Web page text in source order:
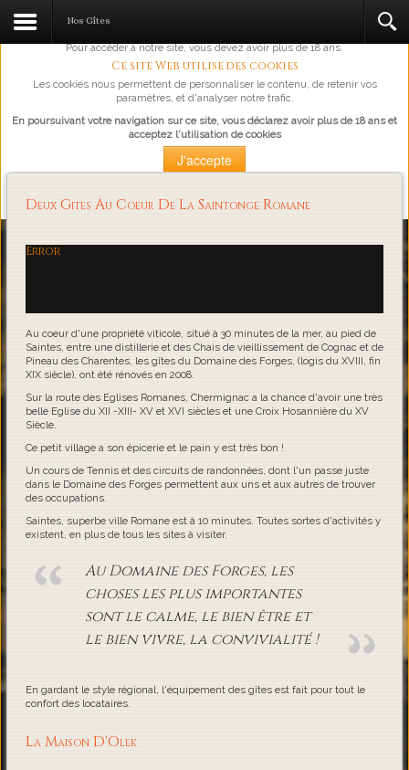
L'abus d'alcool est dangereux pour la santé, à consommer avec
Pour accéder à notre site, vous devez avoir plus de 18 ans.
Ce site Web utilise des cookies
Les cookies nous permettent de personnaliser le contenu, de retenir vos
paramètres, et d'analyser notre trafic.
En poursuivant votre navigation sur ce site, vous déclarez avoir plus de 18 ans et
acceptez l'utilisation de cookies
J'accepte
Loading...
Nos Gîtes
Deux Gites Au Coeur De La Saintonge Romane
Error
Au coeur d'une propriété viticole, situé à 30 minutes de la mer, au pied de
Saintes, entre une distillerie et des Chais de vieillissement de Cognac et de
Pineau des Charentes, les gîtes du Domaine des Forges, (logis du XVIII, fin
XIX siècle), ont été rénovés en 2008.
Sur la route des Eglises Romanes, Chermignac a la chance d'avoir une très
belle Eglise du XII -XIII- XV et XVI siècles et une Croix Hosannière du XV
Siècle.
Ce petit village a son épicerie et le pain y est très bon !
Un cours de Tennis et des circuits de randonnées, dont l'un passe juste
dans le Domaine des Forges permettent aux uns et aux autres de trouver
des occupations.
Saintes, superbe ville Romane est à 10 minutes. Toutes sortes d'activités y
existent, en plus de tous les sites à visiter.
Au Domaine des Forges, les
choses les plus importantes
sont le calme, le bien être et
le bien vivre, la convivialité !
En gardant le style régional, l'équipement des gîtes est fait pour tout le
confort des locataires.
La Maison D'Olek